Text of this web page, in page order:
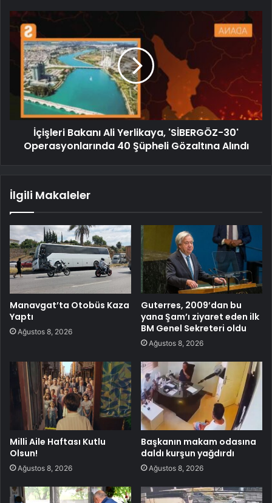
İçişleri Bakanı Ali Yerlikaya, 'SİBERGÖZ-30'
Operasyonlarında 40 Şüpheli Gözaltına Alındı
İlgili Makaleler
Manavgat’ta Otobüs Kaza
Yaptı
Ağustos 8, 2026
Guterres, 2009’dan bu
yana Şam’ı ziyaret eden ilk
BM Genel Sekreteri oldu
Ağustos 8, 2026
Milli Aile Haftası Kutlu
Olsun!
Ağustos 8, 2026
Başkanın makam odasına
daldı kurşun yağdırdı
Ağustos 8, 2026